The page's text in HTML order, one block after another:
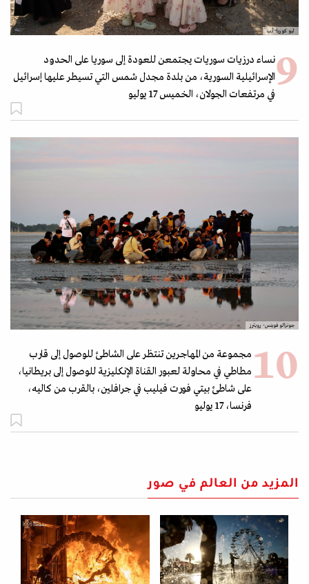
ليو كوريا- أ.ب
نساء درزيات سوريات يجتمعن للعودة إلى سوريا على الحدود
الإسرائيلية السورية، من بلدة مجدل شمس التي تسيطر عليها إسرائيل
في مرتفعات الجولان، الخميس 17 يوليو
جونزالو فوينس- رويترز
مجموعة من المهاجرين تنتظر على الشاطئ للوصول إلى قارب
مطاطي في محاولة لعبور القناة الإنكليزية للوصول إلى بريطانيا،
على شاطئ بيتي فورت فيليب في جرافلين، بالقرب من كاليه،
فرنسا، 17 يوليو
المزيد من العالم في صور